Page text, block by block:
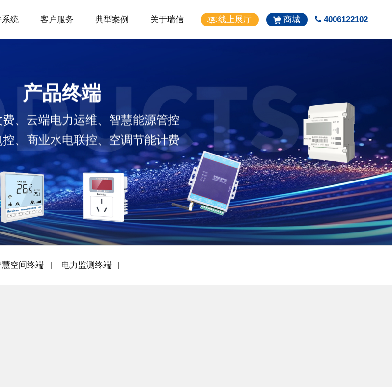
系统 客户服务 典型案例 关于瑞信 线上展厅 商城 4006122102
产品终端
、云端电力运维、智慧能源管控
、商业水电联控、空调节能计费
慧空间终端 电力监测终端